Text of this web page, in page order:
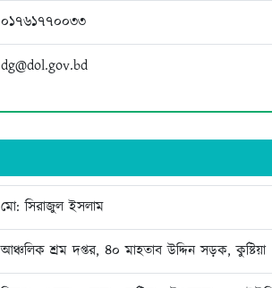
০১৭৬১৭৭০০৩৩
dg@dol.gov.bd
মো: সিরাজুল ইসলাম
আঞ্চলিক শ্রম দপ্তর, ৪০ মাহতাব উদ্দিন সড়ক, কুষ্টিয়া